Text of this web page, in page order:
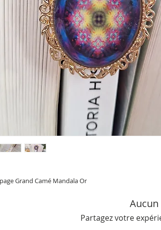
Grand Camé Mandala Or
Partagez votre